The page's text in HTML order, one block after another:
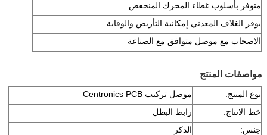
متوفر بأسلوب غطاء المحرك المنخفض
يوفر الغلاف المعدني إمكانية التأريض والوقاية
الاصحاب مع موصل متوافق مع الصناعة
مواصفات المنتج
نوع المنتج:
موصل تركيب Centronics PCB
خط الانتاج:
رابط البطل
جنس:
الذكر